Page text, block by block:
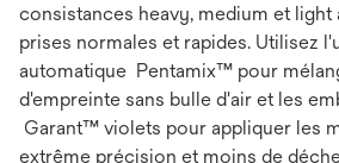
consistances heavy, medium et light
prises normales et rapides. Utilisez
automatique Pentamix™ pour
d'empreinte sans bulle d'air et les
Garant™ violets pour appliquer les
extrême précision et moins de